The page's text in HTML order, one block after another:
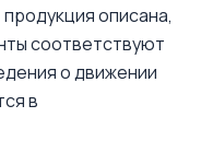
описана,
соответствуют
о движении
в